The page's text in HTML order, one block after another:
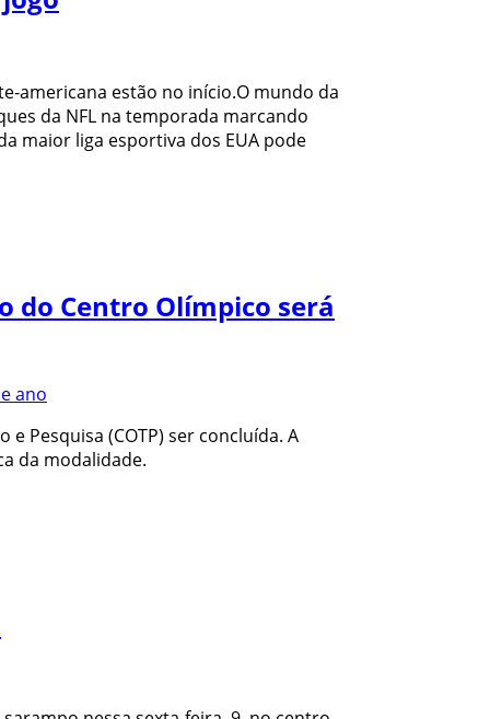
americana estão no início.O mundo da
da NFL na temporada marcando
maior liga esportiva dos EUA pode
do Centro Olímpico será
Pesquisa (COTP) ser concluída. A
da modalidade.